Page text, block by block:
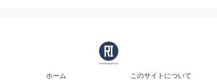
ホーム
このサイトについて